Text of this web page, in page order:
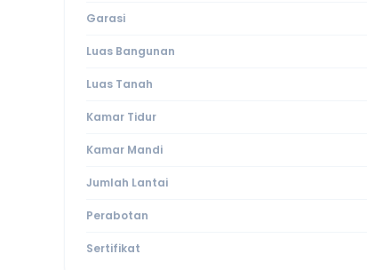
Garasi
Luas Bangunan
Luas Tanah
Kamar Tidur
Kamar Mandi
Jumlah Lantai
Perabotan
Sertifikat